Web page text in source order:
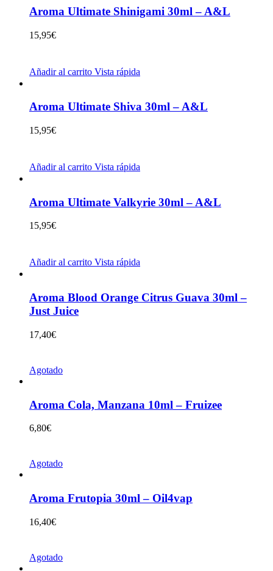
Aroma Ultimate Shinigami 30ml – A&L
15,95€
Añadir al carrito Vista rápida
Aroma Ultimate Shiva 30ml – A&L
15,95€
Añadir al carrito Vista rápida
Aroma Ultimate Valkyrie 30ml – A&L
15,95€
Añadir al carrito Vista rápida
Aroma Blood Orange Citrus Guava 30ml –
Just Juice
17,40€
Agotado
Aroma Cola, Manzana 10ml – Fruizee
6,80€
Agotado
Aroma Frutopia 30ml – Oil4vap
16,40€
Agotado